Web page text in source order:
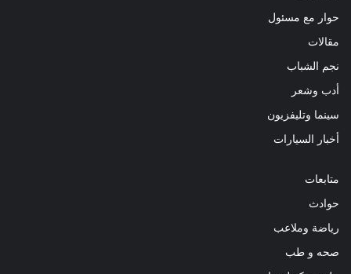
حوار مع مسئول
مقالات
نجم الشباب
أدب وشعر
سينما وتليفزيون
أخبار السيارات
متابعات
حوادث
رياضة وملاعب
صحه و طب